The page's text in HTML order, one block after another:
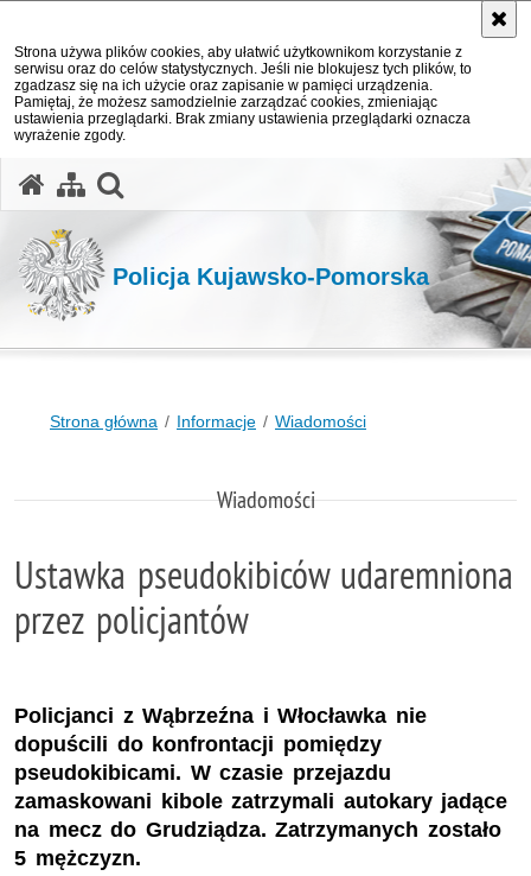
Strona używa plików cookies, aby ułatwić użytkownikom korzystanie z
serwisu oraz do celów statystycznych. Jeśli nie blokujesz tych plików, to
zgadzasz się na ich użycie oraz zapisanie w pamięci urządzenia.
Pamiętaj, że możesz samodzielnie zarządzać cookies, zmieniając
ustawienia przeglądarki. Brak zmiany ustawienia przeglądarki oznacza
wyrażenie zgody.
Policja Kujawsko-Pomorska
Strona główna Informacje Wiadomości
Wiadomości
Ustawka pseudokibiców udaremniona
przez policjantów
Policjanci z Wąbrzeźna i Włocławka nie
dopuścili do konfrontacji pomiędzy
pseudokibicami. W czasie przejazdu
zamaskowani kibole zatrzymali autokary jadące
na mecz do Grudziądza. Zatrzymanych zostało
5 mężczyzn.